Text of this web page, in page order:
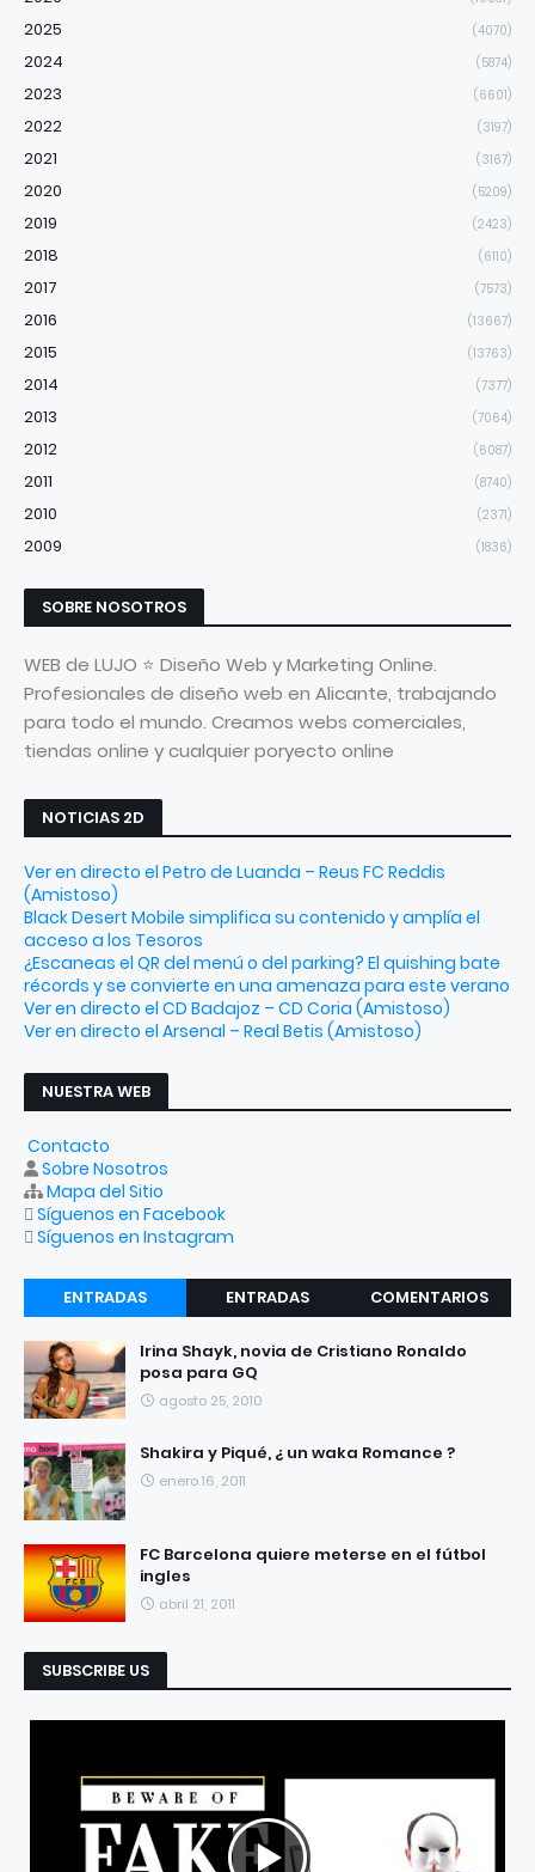
2025 (4070)
2024 (5874)
2023 (6601)
2022 (3197)
2021 (3167)
2020 (5209)
2019 (2423)
2018 (6110)
2017 (7573)
2016 (13667)
2015 (13763)
2014 (7377)
2013 (7064)
2012 (6087)
2011 (8740)
2010 (2371)
2009 (1836)
SOBRE NOSOTROS
WEB de LUJO ⭐ Diseño Web y Marketing Online.
Profesionales de diseño web en Alicante, trabajando
para todo el mundo. Creamos webs comerciales,
tiendas online y cualquier poryecto online
NOTICIAS 2D
Ver en directo el Petro de Luanda – Reus FC Reddis
(Amistoso)
Black Desert Mobile simplifica su contenido y amplía el
acceso a los Tesoros
¿Escaneas el QR del menú o del parking? El quishing bate
récords y se convierte en una amenaza para este verano
Ver en directo el CD Badajoz – CD Coria (Amistoso)
Ver en directo el Arsenal – Real Betis (Amistoso)
NUESTRA WEB
Contacto
Sobre Nosotros
Mapa del Sitio
Síguenos en Facebook
Síguenos en Instagram
ENTRADAS
RECIENTES
ENTRADAS
COMENTARIOS
Irina Shayk, novia de Cristiano Ronaldo
posa para GQ
agosto 25, 2010
Shakira y Piqué, ¿ un waka Romance ?
enero 16, 2011
FC Barcelona quiere meterse en el fútbol
ingles
abril 21, 2011
SUBSCRIBE US